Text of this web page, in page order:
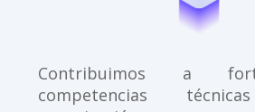
Contribuimos a
competencias